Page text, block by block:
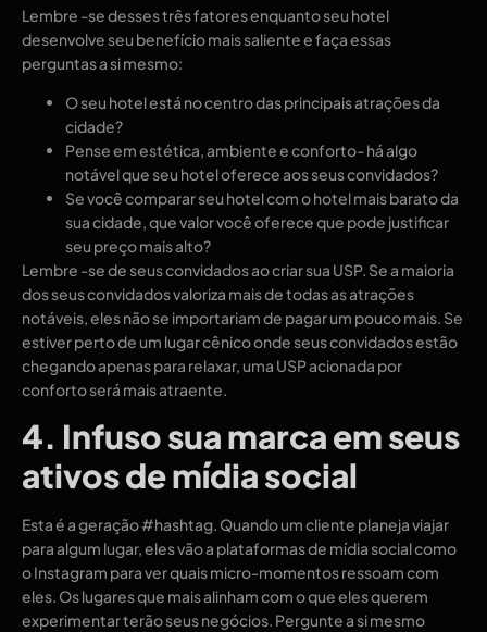
Lembre -se desses três fatores enquanto seu hotel
desenvolve seu benefício mais saliente e faça essas
perguntas a si mesmo:
O seu hotel está no centro das principais atrações da
cidade?
Pense em estética, ambiente e conforto- há algo
notável que seu hotel oferece aos seus convidados?
Se você comparar seu hotel com o hotel mais barato da
sua cidade, que valor você oferece que pode justificar
seu preço mais alto?
Lembre -se de seus convidados ao criar sua USP. Se a maioria
dos seus convidados valoriza mais de todas as atrações
notáveis, eles não se importariam de pagar um pouco mais. Se
estiver perto de um lugar cênico onde seus convidados estão
chegando apenas para relaxar, uma USP acionada por
conforto será mais atraente.
4. Infuso sua marca em seus
ativos de mídia social
Esta é a geração #hashtag. Quando um cliente planeja viajar
para algum lugar, eles vão a plataformas de mídia social como
o Instagram para ver quais micro-momentos ressoam com
eles. Os lugares que mais alinham com o que eles querem
experimentar terão seus negócios. Pergunte a si mesmo